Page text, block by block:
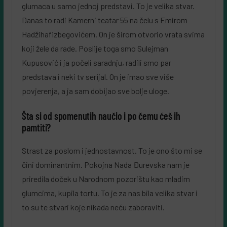
glumaca u samo jednoj predstavi. To je velika stvar.
Danas to radi Kamerni teatar 55 na čelu s Emirom
Hadžihafizbegovićem. On je širom otvorio vrata svima
koji žele da rade. Poslije toga smo Sulejman
Kupusović i ja počeli saradnju, radili smo par
predstava i neki tv serijal. On je imao sve više
povjerenja, a ja sam dobijao sve bolje uloge.
Šta si od spomenutih naučio i po čemu ćeš ih
pamtiti?
Strast za poslom i jednostavnost. To je ono što mi se
čini dominantnim. Pokojna Nada Đurevska nam je
priredila doček u Narodnom pozorištu kao mladim
glumcima, kupila tortu. To je za nas bila velika stvar i
to su te stvari koje nikada neću zaboraviti.